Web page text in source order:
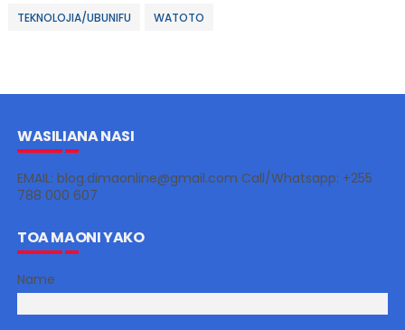
TEKNOLOJIA/UBUNIFU WATOTO
WASILIANA NASI
EMAIL: blog.dimaonline@gmail.com Call/Whatsapp: +255
788 000 607
TOA MAONI YAKO
Name